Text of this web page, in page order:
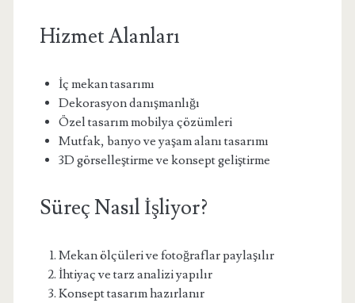
Hizmet Alanları
İç mekan tasarımı
Dekorasyon danışmanlığı
Özel tasarım mobilya çözümleri
Mutfak, banyo ve yaşam alanı tasarımı
3D görselleştirme ve konsept geliştirme
Süreç Nasıl İşliyor?
Mekan ölçüleri ve fotoğraflar paylaşılır
İhtiyaç ve tarz analizi yapılır
Konsept tasarım hazırlanır